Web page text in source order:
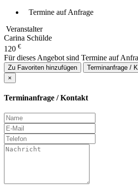
Termine auf Anfrage
Veranstalter
Carina Schülde
120 €
Für dieses Angebot sind Termine auf
Zu Favoriten hinzufügen Terminanfrage /
×
Terminanfrage / Kontakt